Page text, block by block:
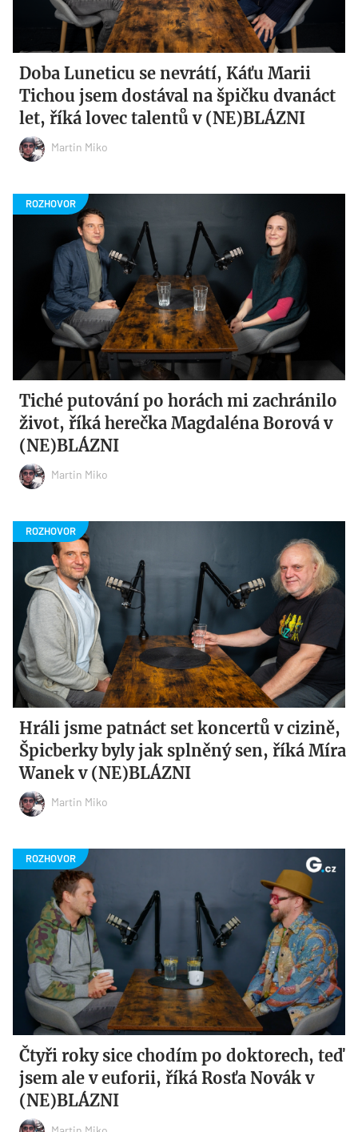
Doba Luneticu se nevrátí, Káťu Marii
Tichou jsem dostával na špičku dvanáct
let, říká lovec talentů v (NE)BLÁZNI
Martin Miko
Tiché putování po horách mi zachránilo
život, říká herečka Magdaléna Borová v
(NE)BLÁZNI
Martin Miko
Hráli jsme patnáct set koncertů v cizině,
Špicberky byly jak splněný sen, říká Míra
Wanek v (NE)BLÁZNI
Martin Miko
Čtyři roky sice chodím po doktorech, teď
jsem ale v euforii, říká Rosťa Novák v
(NE)BLÁZNI